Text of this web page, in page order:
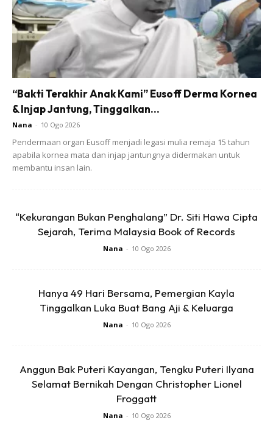
“Bakti Terakhir Anak Kami” Eusoff Derma Kornea
& Injap Jantung, Tinggalkan...
Nana - 10 Ogo 2026
Pendermaan organ Eusoff menjadi legasi mulia remaja 15 tahun
apabila kornea mata dan injap jantungnya didermakan untuk
membantu insan lain.
“Kekurangan Bukan Penghalang” Dr. Siti Hawa Cipta
Sejarah, Terima Malaysia Book of Records
Nana - 10 Ogo 2026
Hanya 49 Hari Bersama, Pemergian Kayla
Tinggalkan Luka Buat Bang Aji & Keluarga
Nana - 10 Ogo 2026
Anggun Bak Puteri Kayangan, Tengku Puteri Ilyana
Selamat Bernikah Dengan Christopher Lionel
Froggatt
Nana - 10 Ogo 2026